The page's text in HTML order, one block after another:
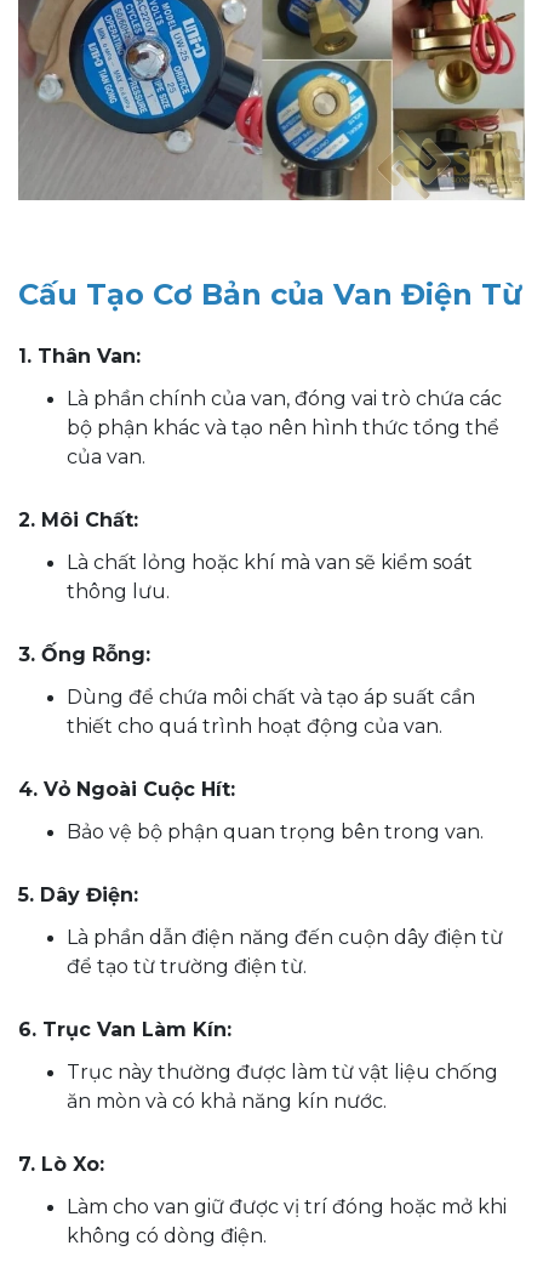
Cấu Tạo Cơ Bản của Van Điện Từ
1. Thân Van:
Là phần chính của van, đóng vai trò chứa các
bộ phận khác và tạo nên hình thức tổng thể
của van.
2. Môi Chất:
Là chất lỏng hoặc khí mà van sẽ kiểm soát
thông lưu.
3. Ống Rỗng:
Dùng để chứa môi chất và tạo áp suất cần
thiết cho quá trình hoạt động của van.
4. Vỏ Ngoài Cuộc Hít:
Bảo vệ bộ phận quan trọng bên trong van.
5. Dây Điện:
Là phần dẫn điện năng đến cuộn dây điện từ
để tạo từ trường điện từ.
6. Trục Van Làm Kín:
Trục này thường được làm từ vật liệu chống
ăn mòn và có khả năng kín nước.
7. Lò Xo:
Làm cho van giữ được vị trí đóng hoặc mở khi
không có dòng điện.